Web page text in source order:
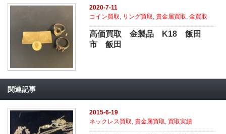
2020-7-11
コイン買取, リング買取,貴金属買取,金買取
高価買取 金製品 K18 飯田
市 飯田
関連記事
2015-6-19
ネックレス買取,貴金属買取, 買取実績